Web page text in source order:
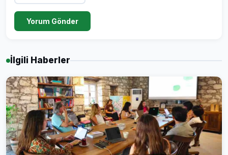
Yorum Gönder
İlgili Haberler